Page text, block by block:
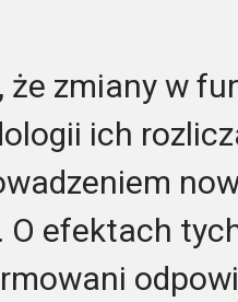
że zmiany w
ich
O efektach